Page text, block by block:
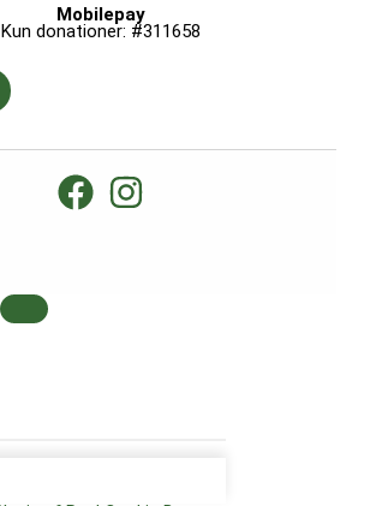
Mobilepay
Kun donationer: #311658